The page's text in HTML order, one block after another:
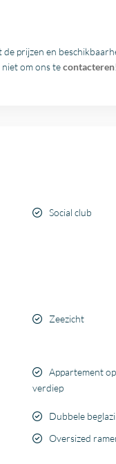
prijzen en
niet om ons tecontacteren
Social club
Zeezicht
Appartement
verdiep
Dubbele
Oversized